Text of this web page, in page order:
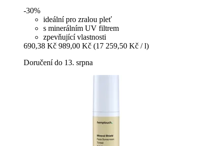
-30%
ideální pro zralou pleť
s minerálním UV filtrem
zpevňující vlastnosti
690,38 Kč 989,00 Kč (17 259,50 Kč / l)
Doručení do 13. srpna